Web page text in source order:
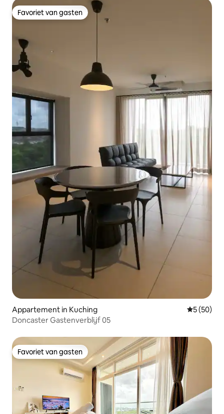
Favoriet van gasten
Favoriet van gasten
Appartement in Kuching
5 (50)
Doncaster Gastenverblijf 05
Favoriet van gasten
Favoriet van gasten